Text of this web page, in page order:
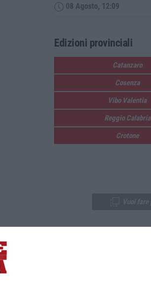
08 Agosto, 12:09
Edizioni provinciali
Catanzaro
Cosenza
Vibo Valentia
Reggio Calabria
Crotone